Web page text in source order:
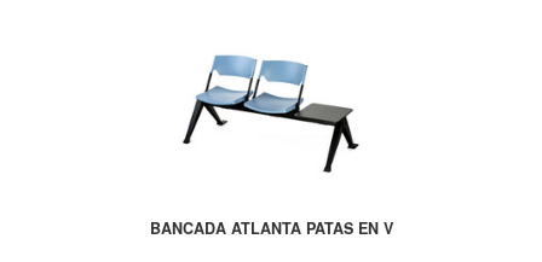
BANCADA ATLANTA PATAS EN V